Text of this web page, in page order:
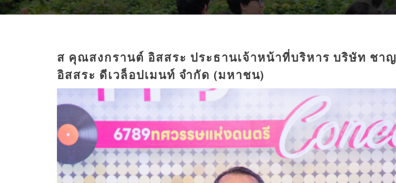
ส คุณสงกรานต์ อิสสระ ประธานเจ้าหน้าที่บริหาร บริษัท ชาญ
อิสสระ ดีเวล็อปเมนท์ จำกัด (มหาชน)